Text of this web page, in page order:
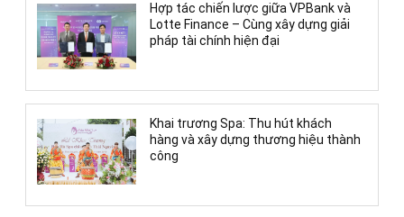
Hợp tác chiến lược giữa VPBank và
Lotte Finance – Cùng xây dựng giải
pháp tài chính hiện đại
Khai trương Spa: Thu hút khách
hàng và xây dựng thương hiệu thành
công